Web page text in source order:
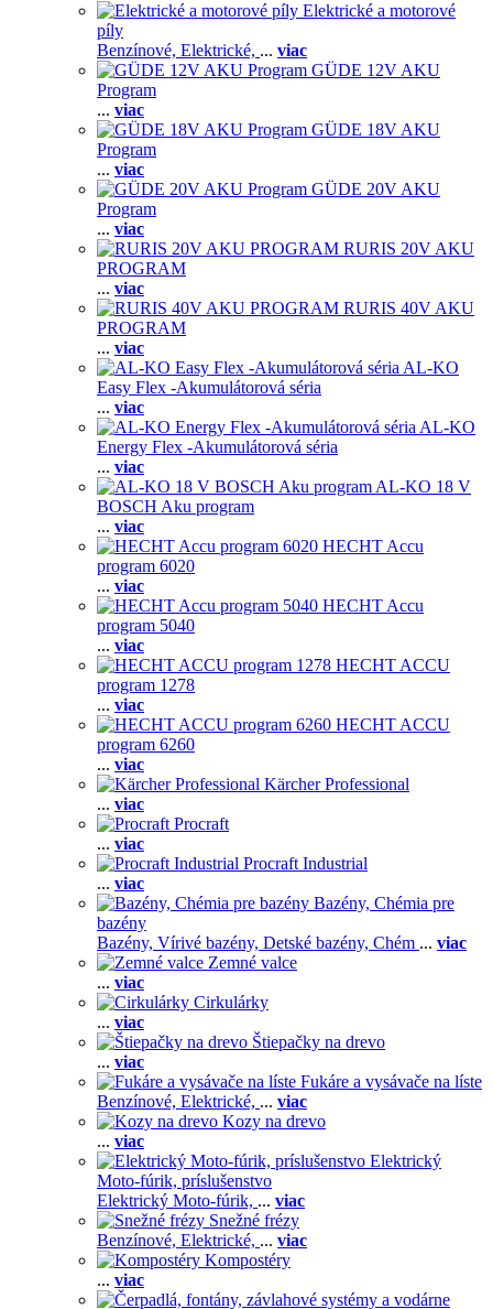
Elektrické a motorové
píly
Benzínové, Elektrické, ... viac
GÜDE 12V AKU
Program
... viac
GÜDE 18V AKU
Program
... viac
GÜDE 20V AKU
Program
... viac
RURIS 20V AKU
PROGRAM
... viac
RURIS 40V AKU
PROGRAM
... viac
AL-KO
Easy Flex -Akumulátorová séria
... viac
AL-KO
Energy Flex -Akumulátorová séria
... viac
AL-KO 18 V
BOSCH Aku program
... viac
HECHT Accu
program 6020
... viac
HECHT Accu
program 5040
... viac
HECHT ACCU
program 1278
... viac
HECHT ACCU
program 6260
... viac
Kärcher Professional
... viac
Procraft
... viac
Procraft Industrial
... viac
Bazény, Chémia pre
bazény
Bazény, Vírivé bazény, Detské bazény, Chém ... viac
Zemné valce
... viac
Cirkulárky
... viac
Štiepačky na drevo
... viac
Fukáre a vysávače na líste
Benzínové, Elektrické, ... viac
Kozy na drevo
... viac
Elektrický
Moto-fúrik, príslušenstvo
Elektrický Moto-fúrik, ... viac
Snežné frézy
Benzínové, Elektrické, ... viac
Kompostéry
... viac